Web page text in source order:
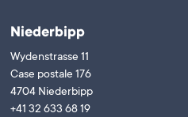
Niederbipp
Wydenstrasse 11
Case postale 176
4704 Niederbipp
+41 32 633 68 19